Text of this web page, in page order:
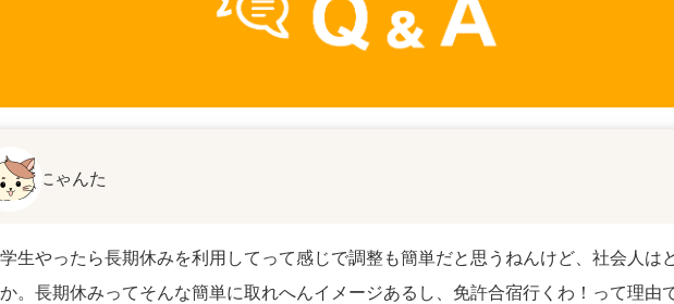
にゃんた
学生やったら長期休みを利用してって感じで調整も簡単だと思うねんけど、社会人は
か。長期休みってそんな簡単に取れへんイメージあるし、免許合宿行くわ！って理由